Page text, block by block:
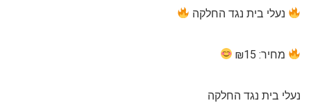
נעלי בית נגד החלקה
מחיר: ₪15
נעלי בית נגד החלקה